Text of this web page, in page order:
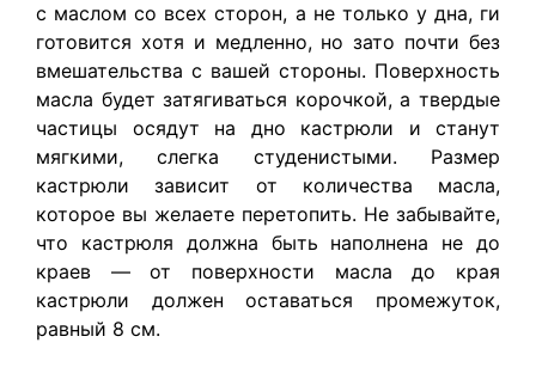
с маслом со всех сторон, а не только у дна, ги
готовится хотя и медленно, но зато почти без
вмешательства с вашей стороны. Поверхность
масла будет затягиваться корочкой, а твердые
частицы осядут на дно кастрюли и станут
мягкими, слегка студенистыми. Размер
кастрюли зависит от количества масла,
которое вы желаете перетопить. Не забывайте,
что кастрюля должна быть наполнена не до
краев — от поверхности масла до края
кастрюли должен оставаться промежуток,
равный 8 см.